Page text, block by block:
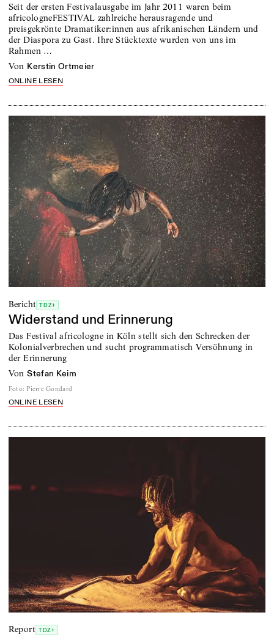
Seit der ersten Festivalausgabe im Jahr 2011 waren beim
africologneFESTIVAL zahlreiche herausragende und
preisgekrönte Dramatiker:innen aus afrikanischen Ländern und
der Diaspora zu Gast. Ihre Stücktexte wurden von uns im
Rahmen …
von Kerstin Ortmeier
ONLINE LESEN
Bericht TDZ+
Widerstand und Erinnerung
Das Festival africologne in Köln stellt sich den Schrecken der
Kolonialverbrechen und sucht programmatisch Versöhnung in
der Erinnerung
von Stefan Keim
Foto: Pierre Gondard
ONLINE LESEN
Report TDZ+